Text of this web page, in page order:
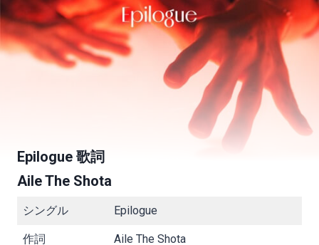
Epilogue 歌詞
Aile The Shota
シングル Epilogue
作詞 Aile The Shota